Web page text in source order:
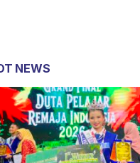
NEWS